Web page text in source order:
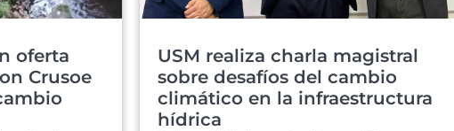
oferta
Crusoe
USM realiza charla magistral
sobre desafíos del cambio
climático en la infraestructura
hídrica